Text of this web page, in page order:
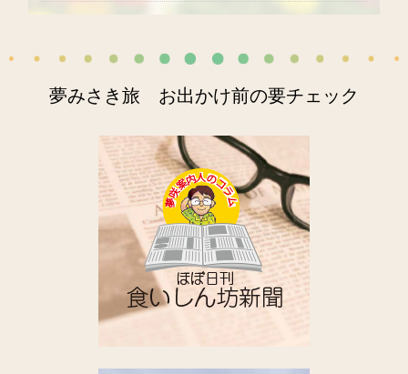
夢みさき旅 お出かけ前の要チェック